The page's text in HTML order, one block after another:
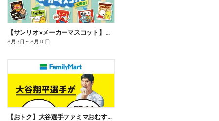
【サンリオ×メーカーマスコット】オリジナルグッズ貰える!
8月3日 ～8月10日
【おトク】大谷選手ファミマおむすび割